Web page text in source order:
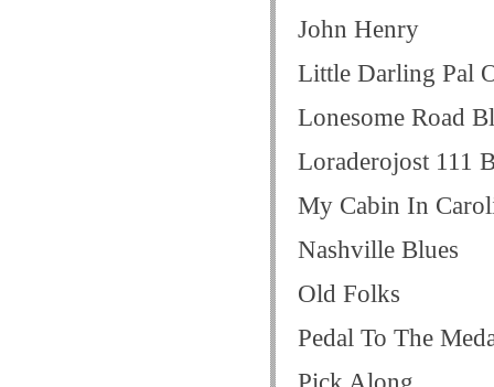
John Henry
Little Darling Pal
Lonesome Road
Loraderojost 111
My Cabin In
Nashville Blues
Old Folks
Pedal To The